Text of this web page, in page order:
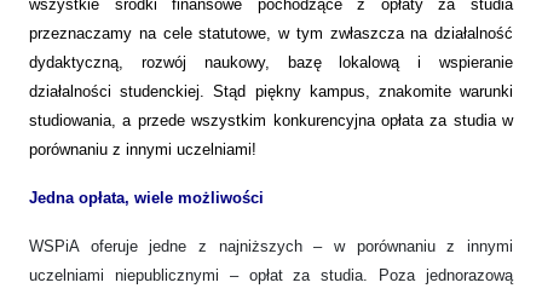
wszystkie środki finansowe pochodzące z opłaty za studia
przeznaczamy na cele statutowe, w tym zwłaszcza na działalność
dydaktyczną, rozwój naukowy, bazę lokalową i wspieranie
działalności studenckiej. Stąd piękny kampus, znakomite warunki
studiowania, a przede wszystkim konkurencyjna opłata za studia w
porównaniu z innymi uczelniami!
Jedna opłata, wiele możliwości
WSPiA oferuje jedne z najniższych – w porównaniu z innymi
uczelniami niepublicznymi – opłat za studia. Poza jednorazową